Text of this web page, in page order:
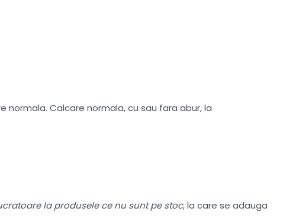
Calcare normala, cu sau fara abur, la
la produsele ce nu sunt pe stoc, la care se adauga